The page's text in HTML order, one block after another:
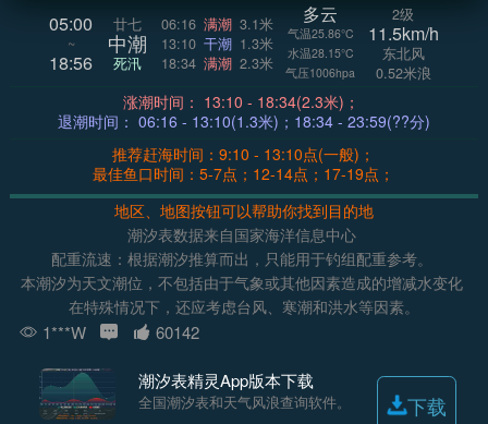
05:00
~
18:56
廿七
中潮
死汛
06:16 满潮 3.1米
13:10 干潮 1.3米
18:34 满潮 2.3米
多云
气温25.86°C
水温28.15°C
气压1006hpa
2级
11.5km/h
东北风
0.52米浪
涨潮时间： 13:10 - 18:34(2.3米)；
退潮时间： 06:16 - 13:10(1.3米)；18:34 - 23:59(??分)
推荐赶海时间：9:10 - 13:10点(一般)；
最佳鱼口时间：5-7点；12-14点；17-19点；
地区、地图按钮可以帮助你找到目的地
潮汐表数据来自国家海洋信息中心
配重流速：根据潮汐推算而出，只能用于钓组配重参考。
本潮汐为天文潮位，不包括由于气象或其他因素造成的增减水变化
在特殊情况下，还应考虑台风、寒潮和洪水等因素。
1***W 60142
潮汐表精灵App版本下载
全国潮汐表和天气风浪查询软件。 下载